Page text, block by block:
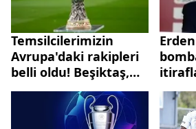
Temsilcilerimizin
Avrupa'daki rakipleri
belli oldu! Beşiktaş,
Trabzonspor ve
Başakşehir...